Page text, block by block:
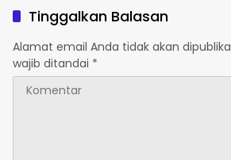
Tinggalkan Balasan
Alamat email Anda tidak akan
wajib ditandai *